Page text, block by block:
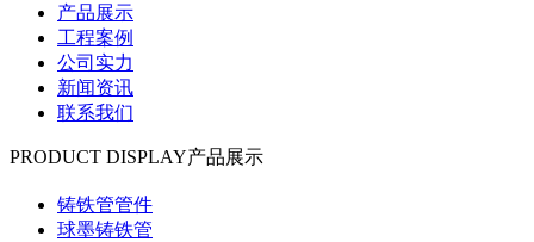
产品展示
工程案例
公司实力
新闻资讯
联系我们
PRODUCT DISPLAY产品展示
铸铁管管件
球墨铸铁管